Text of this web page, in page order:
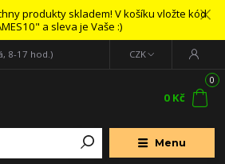
produkty skladem! V košíku vložte kód
a sleva je Vaše :)
Menu
CZK
8-17 hod.)
0
0 Kč